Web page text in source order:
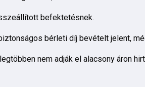
befektetésnek.
bérleti díj bevételt jelent,
nem adják el alacsony áron